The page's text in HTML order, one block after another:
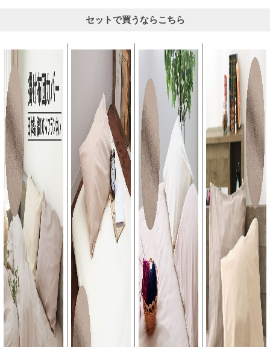
セットで買うならこちら